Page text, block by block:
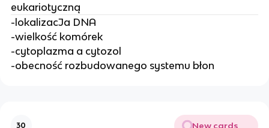
eukariotyczną
-lokalizacJa DNA
-wielkość komórek
-cytoplazma a cytozol
-obecność rozbudowanego systemu błon
30 New cards